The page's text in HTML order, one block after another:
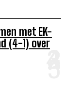
met EK-
(4-1) over